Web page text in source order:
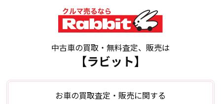
中古車の買取・無料査定、販売は
【ラビット】
お車の買取査定・販売に関する